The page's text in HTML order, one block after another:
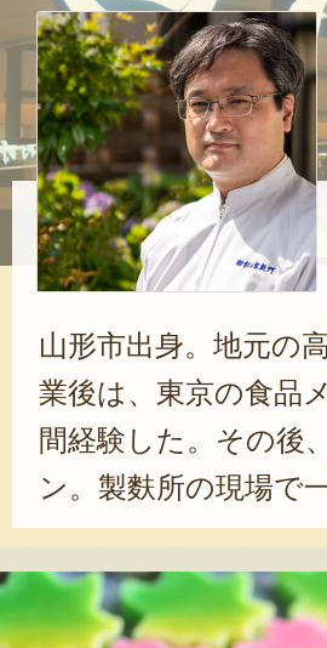
山形市出身。地元の
業後は、東京の食品
間経験した。その後
ン。製麩所の現場で
手メーカーだったこ
いもあったが、「小
好き！」という気持